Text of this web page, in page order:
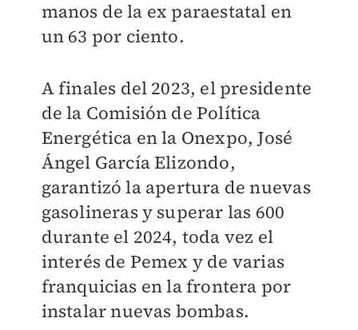
manos de la ex paraestatal en
un 63 por ciento.
A finales del 2023, el presidente
de la Comisión de Política
Energética en la Onexpo, José
Ángel García Elizondo,
garantizó la apertura de nuevas
gasolineras y superar las 600
durante el 2024, toda vez el
interés de Pemex y de varias
franquicias en la frontera por
instalar nuevas bombas.